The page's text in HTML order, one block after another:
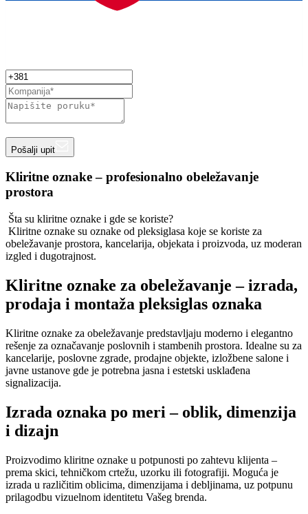
Pošalji upit
Kliritne oznake – profesionalno obeležavanje
prostora
Šta su kliritne oznake i gde se koriste?
Kliritne oznake su oznake od pleksiglasa koje se koriste za
obeležavanje prostora, kancelarija, objekata i proizvoda, uz moderan
izgled i dugotrajnost.
Kliritne oznake za obeležavanje – izrada,
prodaja i montaža pleksiglas oznaka
Kliritne oznake za obeležavanje predstavljaju moderno i elegantno
rešenje za označavanje poslovnih i stambenih prostora. Idealne su za
kancelarije, poslovne zgrade, prodajne objekte, izložbene salone i
javne ustanove gde je potrebna jasna i estetski usklađena
signalizacija.
Izrada oznaka po meri – oblik, dimenzija
i dizajn
Proizvodimo kliritne oznake u potpunosti po zahtevu klijenta –
prema skici, tehničkom crtežu, uzorku ili fotografiji. Moguća je
izrada u različitim oblicima, dimenzijama i debljinama, uz potpunu
prilagodbu vizuelnom identitetu Vašeg brenda.